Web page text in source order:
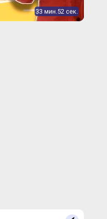
33 мин.52 сек.